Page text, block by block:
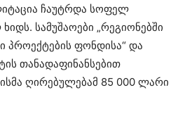
ჩაუტრდა სოფელ
სამუშაოები „რეგიონებში
პროექტების ფონდისა“ და
თანადაფინანსებით
ღირებულებამ 85 000 ლარი